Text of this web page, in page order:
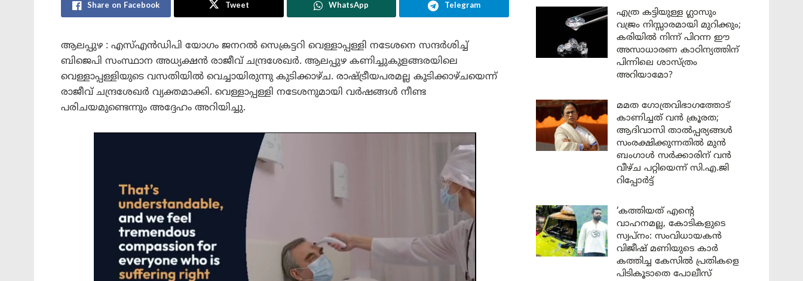
Share on Facebook Tweet WhatsApp Telegram
ആലപ്പുഴ : എസ്എൻഡിപി യോഗം ജനറൽ സെക്രട്ടറി വെള്ളാപ്പള്ളി നടേശനെ സന്ദർശിച്ച്
ബിജെപി സംസ്ഥാന അധ്യക്ഷൻ രാജീവ് ചന്ദ്രശേഖർ. ആലപ്പുഴ കണിച്ചുകുളങ്ങരയിലെ
വെള്ളാപ്പള്ളിയുടെ വസതിയിൽ വെച്ചായിരുന്നു കുടിക്കാഴ്ച. രാഷ്ട്രീയപരമല്ല കൂടിക്കാഴ്ചയെന്ന്
രാജീവ് ചന്ദ്രശേഖർ വ്യക്തമാക്കി. വെള്ളാപ്പള്ളി നടേശനുമായി വർഷങ്ങൾ നീണ്ട
പരിചയമുണ്ടെന്നും അദ്ദേഹം അറിയിച്ചു.
എത്ര കട്ടിയുള്ള ഗ്ലാസും
വജ്രം നിസ്സാരമായി മുറിക്കും;
കരിയിൽ നിന്ന് പിറന്ന ഈ
അസാധാരണ കാഠിന്യത്തിന്
പിന്നിലെ ശാസ്ത്രം
അറിയാമോ?
മമത ഗോത്രവിഭാഗത്തോട്
കാണിച്ചത് വൻ ക്രൂരത;
ആദിവാസി താൽപ്പര്യങ്ങൾ
സംരക്ഷിക്കുന്നതിൽ മുൻ
ബംഗാൾ സർക്കാരിന് വൻ
വീഴ്ച പറ്റിയെന്ന് സി.എ.ജി
റിപ്പോർട്ട്
‘കത്തിയത് എന്റെ
വാഹനമല്ല, കോടികളുടെ
സ്വപ്നം: സംവിധായകൻ
വിജീഷ് മണിയുടെ കാർ
കത്തിച്ച കേസിൽ പ്രതികളെ
പിടികൂടാതെ പോലീസ്